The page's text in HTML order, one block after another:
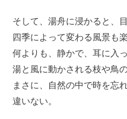
そして、湯舟に浸かると、
四季によって変わる風景も
何よりも、静かで、耳に入
湯と風に動かされる枝や鳥
まさに、自然の中で時を忘
違いない。